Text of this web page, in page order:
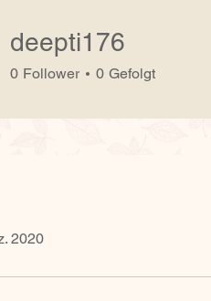
2020
deepti176
0 Follower 0 Gefolgt